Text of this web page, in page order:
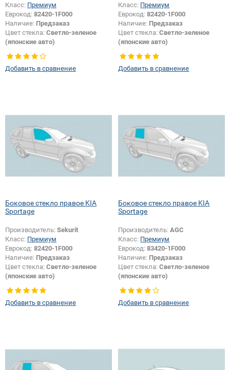
Класс: Премиум
Еврокод: 82420-1F000
Наличие: Предзаказ
Цвет стекла: Светло-зеленое
(японские авто)
Тип стекла:Боковое стекло
правое
Добавить в сравнение
Класс: Премиум
Еврокод:82420-1F000
Наличие: Предзаказ
Цвет стекла:Светло-зеленое
(японские авто)
Тип стекла:Боковое стекло
правое
Добавить в сравнение
Боковое стекло правое KIA
Sportage
Производитель: Sekurit
Класс: Премиум
Еврокод: 82420-1F000
Наличие: Предзаказ
Цвет стекла: Светло-зеленое
(японские авто)
Тип кузова: Внедорожник
Тип стекла:Боковое стекло
правое
Добавить в сравнение
Боковое стекло правое KIA
Sportage
Производитель:AGC
Класс: Премиум
Еврокод:83420-1F000
Наличие: Предзаказ
Цвет стекла:Светло-зеленое
(японские авто)
Тип кузова:Внедорожник
Тип стекла:Боковое стекло
правое
Добавить в сравнение